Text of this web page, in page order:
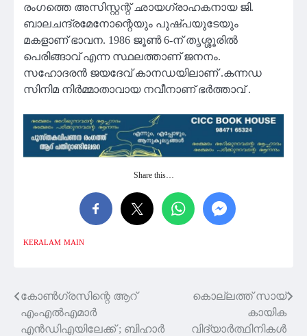
രം‌ഗത്തെ അസിസ്റ്റന്റ് ഛായഗ്രാഹകനായ ജി.
ബാലചന്ദ്രമേനോന്റെയും പുഷ്പയുടേയും
മകളാണ് ഭാവന. 1986 ജൂൺ 6-ന് തൃശ്ശൂരിൽ
പെരിങ്ങാവ് എന്ന സ്ഥലത്താണ് ജനനം.
സഹോദരൻ ജയദേവ് കാനഡയിലാണ് .കന്നഡ
സിനിമ നിർമ്മാതാവായ നവീനാണ് ഭർത്താവ് .
Share this…
KERALAM MAIN
Post
navigation
കോൺഗ്രസിന്റെ ആറ്
എംഎല്‍എമാര്‍
എന്‍ഡിഎയിലേക്ക് ; ബിഹാർ
കൊല്ലത്ത് സായ്
കായിക
വിദ്യാർത്ഥിനികൾ